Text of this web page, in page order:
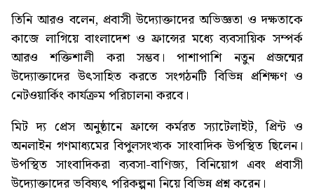
তিনি আরও বলেন, প্রবাসী উদ্যোক্তাদের অভিজ্ঞতা ও দক্ষতাকে
কাজে লাগিয়ে বাংলাদেশ ও ফ্রান্সের মধ্যে ব্যবসায়িক সম্পর্ক
আরও শক্তিশালী করা সম্ভব। পাশাপাশি নতুন প্রজন্মের
উদ্যোক্তাদের উৎসাহিত করতে সংগঠনটি বিভিন্ন প্রশিক্ষণ ও
নেটওয়ার্কিং কার্যক্রম পরিচালনা করবে।
মিট দ্য প্রেস অনুষ্ঠানে ফ্রান্সে কর্মরত স্যাটেলাইট, প্রিন্ট ও
অনলাইন গণমাধ্যমের বিপুলসংখ্যক সাংবাদিক উপস্থিত ছিলেন।
উপস্থিত সাংবাদিকরা ব্যবসা-বাণিজ্য, বিনিয়োগ এবং প্রবাসী
উদ্যোক্তাদের ভবিষ্যৎ পরিকল্পনা নিয়ে বিভিন্ন প্রশ্ন করেন।